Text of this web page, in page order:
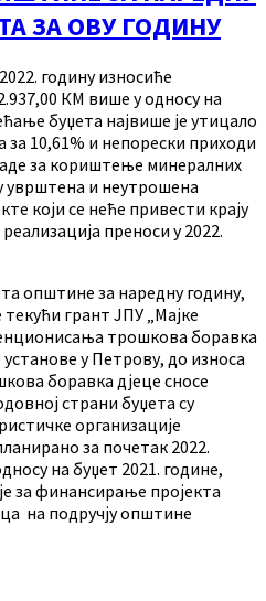
ЗА ОВУ ГОДИНУ
годину износиће
КМ више у односу на
буџета највише је утицало
10,61% и непорески приходи
за кориштење минералних
уврштена и неутрошена
који се неће привести крају
преноси у 2022.
општине за наредну годину,
грант ЈПУ „Мајке
трошкова боравка
у Петрову, до износа
боравка дјеце сносе
страни буџета су
организације
за почетак 2022.
на буџет 2021. године,
за финансирање пројекта
на подручју општине